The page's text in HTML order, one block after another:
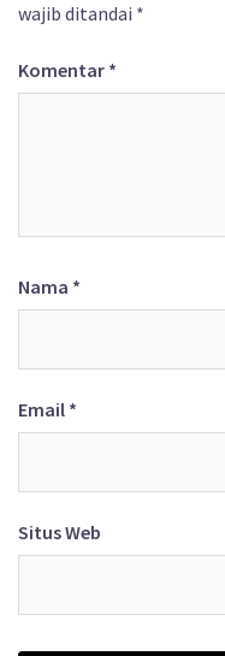
wajib ditandai *
Komentar *
Nama *
Email *
Situs Web